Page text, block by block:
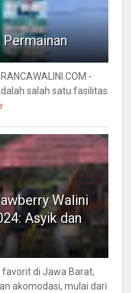
-
salah satu fasilitas
Walini
Asyik dan
di Jawa Barat,
akomodasi, mulai dari